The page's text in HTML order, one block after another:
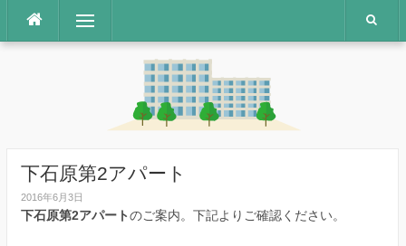
テ
メニュー
下石原第2アパート
2016年6月3日
下石原第2アパートのご案内。下記よりご確認ください。